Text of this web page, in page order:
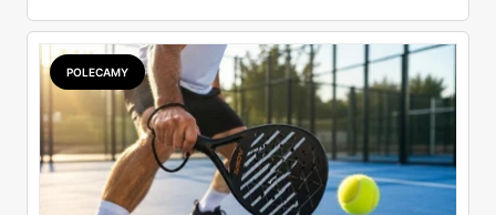
POLECAMY